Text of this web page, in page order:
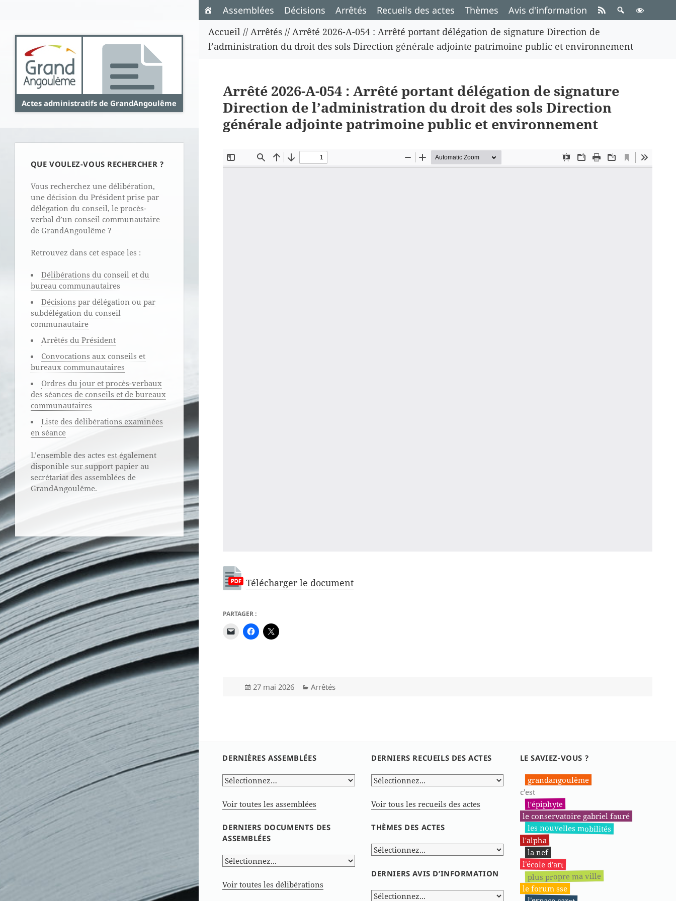
Actes administratifs de GrandAngoulême
QUE VOULEZ-VOUS RECHERCHER ?
Vous recherchez une délibération,
une décision du Président prise par
délégation du conseil, le procès-
verbal d’un conseil communautaire
de GrandAngoulême ?
Retrouvez dans cet espace les :
Délibérations du conseil et du
bureau communautaires
Décisions par délégation ou par
subdélégation du conseil
communautaire
Arrêtés du Président
Convocations aux conseils et
bureaux communautaires
Ordres du jour et procès-verbaux
des séances de conseils et de bureaux
communautaires
Liste des délibérations examinées
en séance
L’ensemble des actes est également
disponible sur support papier au
secrétariat des assemblées de
GrandAngoulême.
Assemblées Décisions Arrêtés Recueils des actes Thèmes
Avis d'information
Accueil //Arrêtés //Arrêté 2026-A-054 : Arrêté portant délégation de signature Direction de
l’administration du droit des sols Direction générale adjointe patrimoine public et environnement
Arrêté 2026-A-054 : Arrêté portant délégation de signature
Direction de l’administration du droit des sols Direction
générale adjointe patrimoine public et environnement
Télécharger le document
PARTAGER :
Publié
27 mai 2026 Catégories
Arrêtés
DERNIÈRES ASSEMBLÉES
Voir toutes les assemblées
DERNIERS DOCUMENTS DES
ASSEMBLÉES
Voir toutes les délibérations
DERNIERS RECUEILS DES ACTES
Voir tous les recueils des actes
THÈMES DES ACTES
DERNIERS AVIS D’INFORMATION
LE SAVIEZ-VOUS ?
grandangoulême
c'est
l'épiphyte
le conservatoire gabriel fauré
les nouvelles mobilités
l'alpha
la nef
l'école d'art
plus propre ma ville
le forum sse